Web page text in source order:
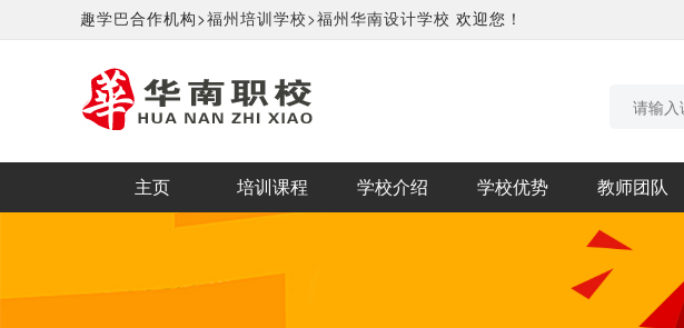
趣学巴合作机构>福州培训学校>福州华南设计学校 欢迎您！
主页 培训课程 学校介绍 学校优势 教师团队